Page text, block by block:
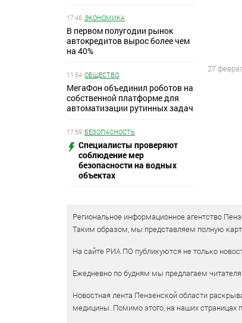
17:46 ЭКОНОМИКА
В первом полугодии рынок
автокредитов вырос более чем
на 40%
11:54 ОБЩЕСТВО
МегаФон объединил роботов на
собственной платформе для
автоматизации рутинных задач
17:59 БЕЗОПАСНОСТЬ
Специалисты проверяют
соблюдение мер
безопасности на водных
объектах
27
Региональное информационное агентство
Таким образом, мы представляем полную
На сайте РИА ПО публикуются не только
Ежедневно по будням мы предлагаем
Новостная лента Пензенской области
медицины. Помимо этого, на наших страницах